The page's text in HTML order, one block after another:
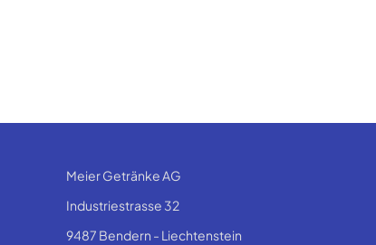
Meier Getränke AG
Industriestrasse 32
9487 Bendern - Liechtenstein